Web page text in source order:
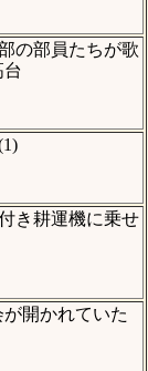
の部員たちが歌
き耕運機に乗せ
が開かれていた